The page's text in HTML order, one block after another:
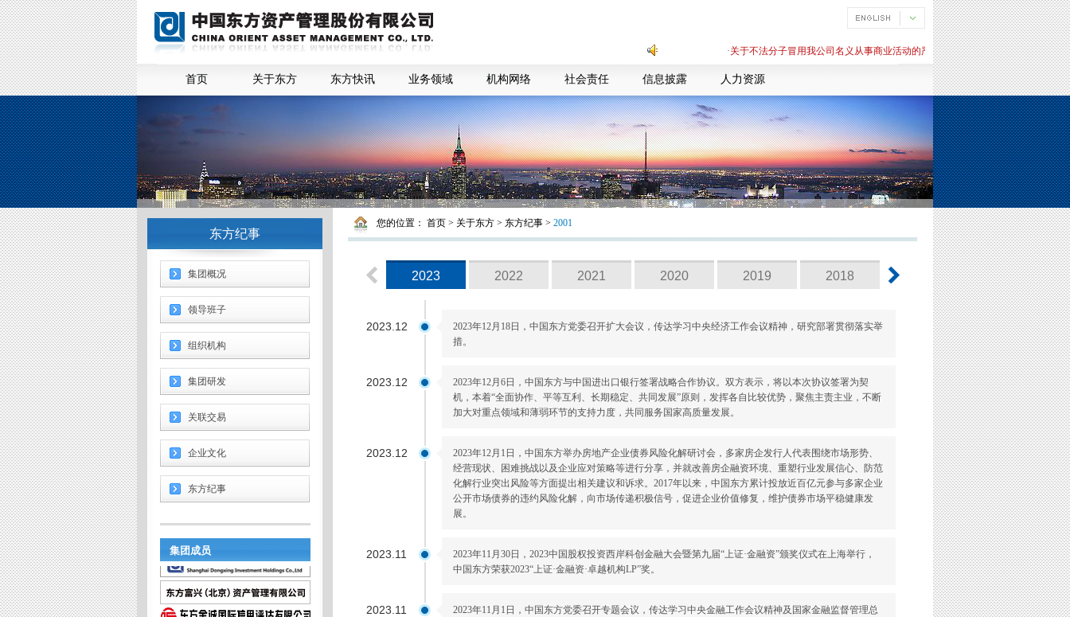
关于不法分子冒用我公司名义从事商业活动的严正声明·关于不法分子冒用我公司
首页 关于东方 东方快讯 业务领域 机构网络 社会责任 信息披露 人力资源
东方纪事
集团概况
领导班子
组织机构
集团研发
关联交易
企业文化
东方纪事
集团成员
您的位置： 首页 > 关于东方 > 东方纪事 > 2001
2023 2022 2021 2020 2019 2018 2017 2016
2023.12
2023年12月18日，中国东方党委召开扩大会议，传达学习中央经济工作会议精神，研究部署贯彻落实举
措。
2023.12
2023年12月6日，中国东方与中国进出口银行签署战略合作协议。双方表示，将以本次协议签署为契
机，本着“全面协作、平等互利、长期稳定、共同发展”原则，发挥各自比较优势，聚焦主责主业，不断
加大对重点领域和薄弱环节的支持力度，共同服务国家高质量发展。
2023.12
2023年12月1日，中国东方举办房地产企业债券风险化解研讨会，多家房企发行人代表围绕市场形势、
经营现状、困难挑战以及企业应对策略等进行分享，并就改善房企融资环境、重塑行业发展信心、防范
化解行业突出风险等方面提出相关建议和诉求。2017年以来，中国东方累计投放近百亿元参与多家企业
公开市场债券的违约风险化解，向市场传递积极信号，促进企业价值修复，维护债券市场平稳健康发
展。
2023.11
2023年11月30日，2023中国股权投资西岸科创金融大会暨第九届“上证·金融资”颁奖仪式在上海举行，
中国东方荣获2023“上证·金融资·卓越机构LP”奖。
2023.11
2023年11月1日，中国东方党委召开专题会议，传达学习中央金融工作会议精神及国家金融监督管理总